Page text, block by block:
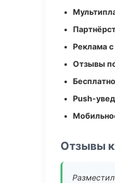
Реклама
Отзывы
Push-
Отзывы